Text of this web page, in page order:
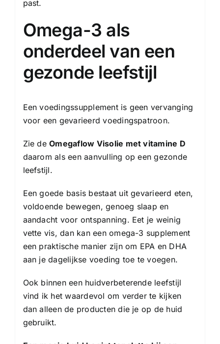
past.
Omega-3 als
onderdeel van een
gezonde leefstijl
Een voedingssupplement is geen vervanging
voor een gevarieerd voedingspatroon.
Zie deOmegaflow Visolie met vitamine D
daarom als een aanvulling op een gezonde
leefstijl.
Een goede basis bestaat uit gevarieerd eten,
voldoende bewegen, genoeg slaap en
aandacht voor ontspanning. Eet je weinig
vette vis, dan kan een omega-3 supplement
een praktische manier zijn om EPA en DHA
aan je dagelijkse voeding toe te voegen.
Ook binnen een huidverbeterende leefstijl
vind ik het waardevol om verder te kijken
dan alleen de producten die je op de huid
gebruikt.